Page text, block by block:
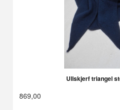
Ullskjerf triangel
869,00